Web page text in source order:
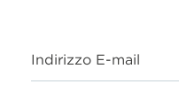
Indirizzo E-mail